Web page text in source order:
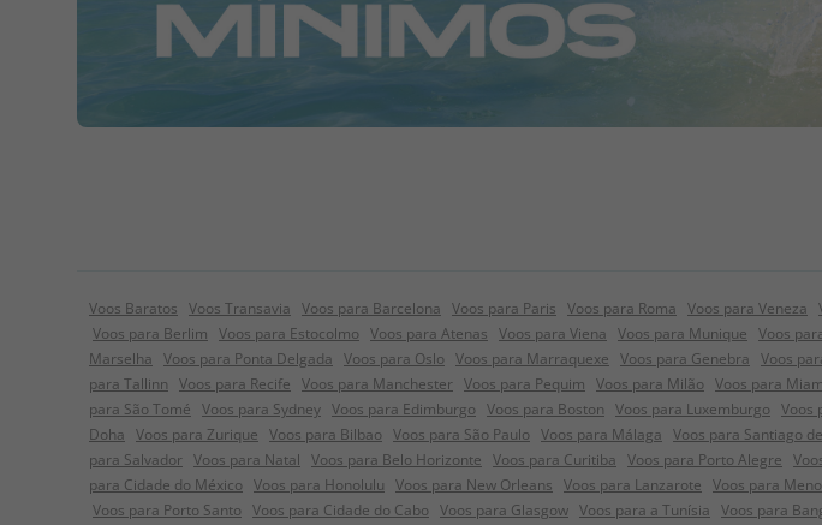
Voos Baratos Voos Transavia Voos para Barcelona Voos para Paris Voos para Roma Voos para Veneza
Voos para Berlim Voos para Estocolmo Voos para Atenas Voos para Viena Voos para Munique Voos
Marselha Voos para Ponta Delgada Voos para Oslo Voos para Marraquexe Voos para Genebra Voos
para Tallinn Voos para Recife Voos para Manchester Voos para Pequim Voos para Milão Voos para
para São Tomé Voos para Sydney Voos para Edimburgo Voos para Boston Voos para Luxemburgo Voos
Doha Voos para Zurique Voos para Bilbao Voos para São Paulo Voos para Málaga Voos para Santiago
para Salvador Voos para Natal Voos para Belo Horizonte Voos para Curitiba Voos para Porto Alegre
para Cidade do México Voos para Honolulu Voos para New Orleans Voos para Lanzarote Voos para
Voos para Porto Santo Voos para Cidade do Cabo Voos para Glasgow Voos para a Tunísia Voos para